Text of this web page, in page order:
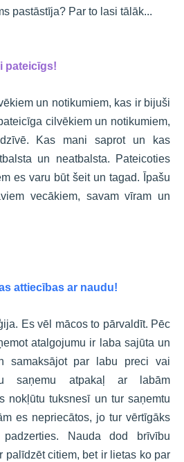
pastāstīja? Par to lasi tālāk...
pateicīgs!
un notikumiem, kas ir bijuši
cilvēkiem un notikumiem,
Kas mani saprot un kas
un neatbalsta. Pateicoties
es varu būt šeit un tagad. Īpašu
vecākiem, savam vīram un
attiecības ar naudu!
Es vēl mācos to pārvaldīt. Pēc
atalgojumu ir laba sajūta un
samaksājot par labu preci vai
saņemu atpakaļ ar labām
nokļūtu tuksnesī un tur saņemtu
es nepriecātos, jo tur vērtīgāks
Nauda dod brīvību
palīdzēt citiem, bet ir lietas ko par